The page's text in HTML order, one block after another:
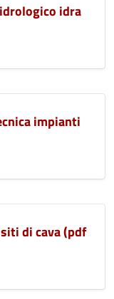
idra
impianti
di cava (pdf